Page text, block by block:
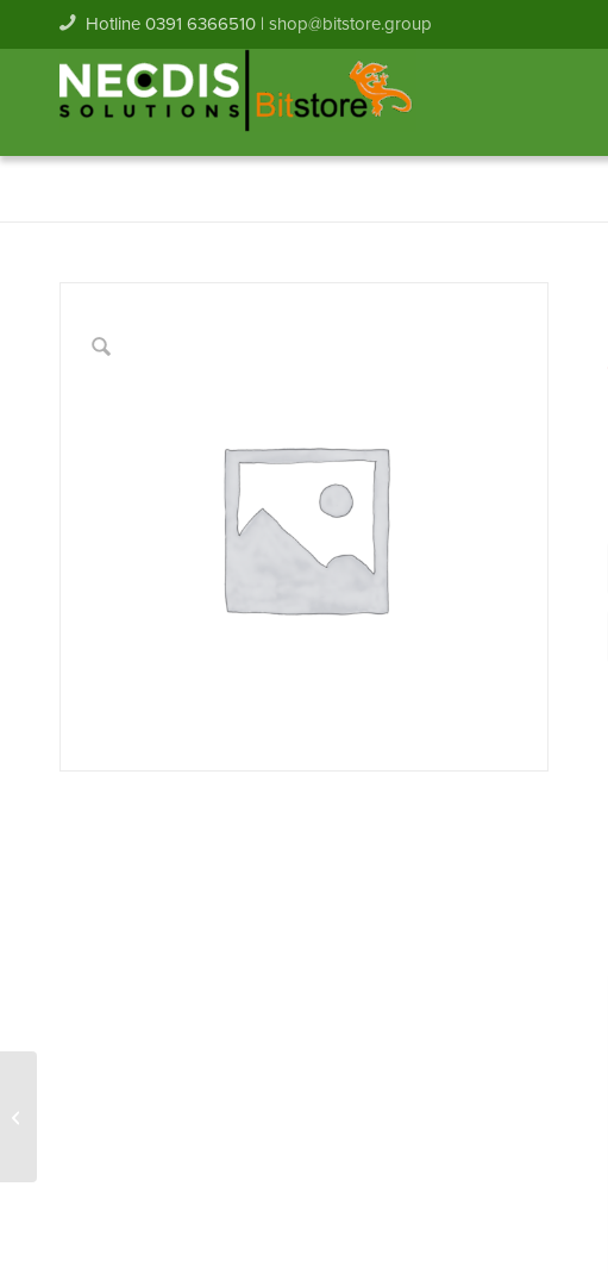
Hotline 0391 6366510 | shop@bitstore.group